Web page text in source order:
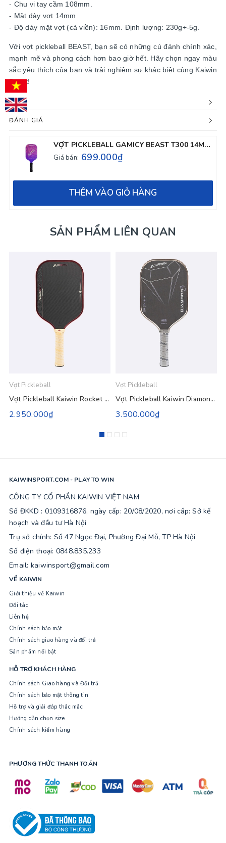
- Chu vi tay cầm 108mm.
- Mặt dày vợt 14mm
- Độ dày mặt vợt (cả viền): 16mm. Định lượng: 230g+-5g.
Với vợt pickleball BEAST, bạn sẽ có những cú đánh chính xác,
mạnh mẽ và phong cách hơn bao giờ hết. Hãy chọn ngay màu
sắc yêu thích của bạn và trải nghiệm sự khác biệt cùng Kaiwin
Beast!
ĐÁNH GIÁ
VỢT PICKLEBALL GAMICY BEAST T300 14MM - MÀU TÍM TRẮNG
Giá bán: 699.000₫
THÊM VÀO GIỎ HÀNG
SẢN PHẨM LIÊN QUAN
Vợt Pickleball
Vợt Pickleball Kaiwin Rocket Pro 16mm - Đỏ Vàng Be
2.950.000₫
Vợt Pickleball
Vợt Pickleball Kaiwin Diamond Gen 3 - Màu Xám
3.500.000₫
KAIWINSPORT.COM - PLAY TO WIN
CÔNG TY CỔ PHẦN KAIWIN VIỆT NAM
Số ĐKKD : 0109316876, ngày cấp: 20/08/2020, nơi cấp: Sở kế
hoạch và đầu tư Hà Nội
Trụ sở chính: Số 47 Ngọc Đại, Phường Đại Mỗ, TP Hà Nội
Số điện thoại: 0848.835.233
Email: kaiwinsport@gmail.com
VỀ KAIWIN
Giới thiệu về Kaiwin
Đối tác
Liên hệ
Chính sách bảo mật
Chính sách giao hàng và đổi trả
Sản phẩm nổi bật
HỖ TRỢ KHÁCH HÀNG
Chính sách Giao hàng và Đổi trả
Chính sách bảo mật thông tin
Hỗ trợ và giải đáp thắc mắc
Hướng dẫn chọn size
Chính sách kiểm hàng
PHƯƠNG THỨC THANH TOÁN